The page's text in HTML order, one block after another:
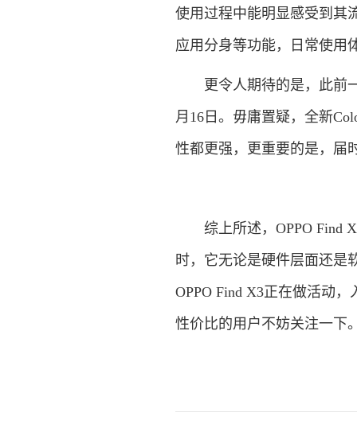
使用过程中能明显感受到其
应用分身等功能，日常使用
更令人期待的是，此前一
月16日。毋庸置疑，全新
性都更强，更重要的是，届
综上所述，OPPO Find
时，它无论是硬件层面还是
OPPO Find X3正在做活动
性价比的用户不妨关注一下